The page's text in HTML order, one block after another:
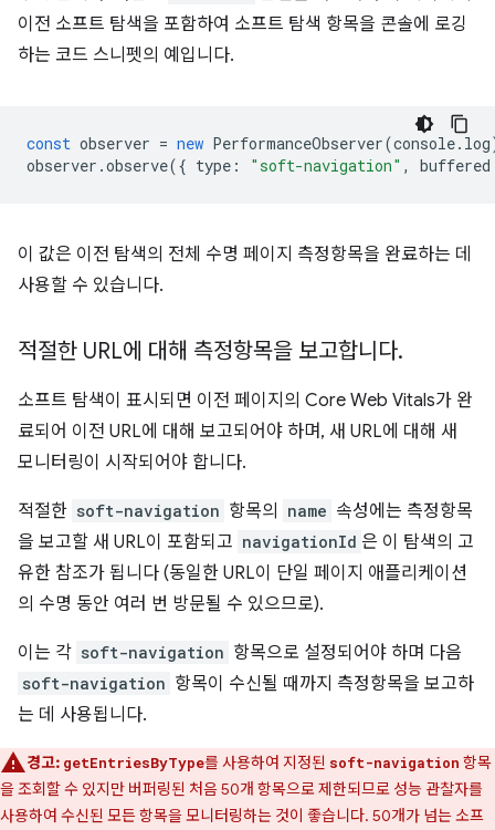
이전 소프트 탐색을 포함하여 소프트 탐색 항목을 콘솔에 로깅
하는 코드 스니펫의 예입니다.
const observer = new PerformanceObserver(console. log
observer .observe({ type : "soft-navigation" , buffered
이 값은 이전 탐색의 전체 수명 페이지 측정항목을 완료하는 데
사용할 수 있습니다.
적절한 URL에 대해 측정항목을 보고합니다.
소프트 탐색이 표시되면 이전 페이지의 Core Web Vitals가 완
료되어 이전 URL에 대해 보고되어야 하며, 새 URL에 대해 새
모니터링이 시작되어야 합니다.
적절한 soft-navigation 항목의 name 속성에는 측정항목
을 보고할 새 URL이 포함되고 navigationId 은 이 탐색의 고
유한 참조가 됩니다 (동일한 URL이 단일 페이지 애플리케이션
의 수명 동안 여러 번 방문될 수 있으므로).
이는 각 soft-navigation 항목으로 설정되어야 하며 다음
soft-navigation 항목이 수신될 때까지 측정항목을 보고하
는 데 사용됩니다.
경고: getEntriesByType를 사용하여 지정된 soft-navigation 항목
을 조회할 수 있지만 버퍼링된 처음 50개 항목으로 제한되므로 성능 관찰자를
사용하여 수신된 모든 항목을 모니터링하는 것이 좋습니다. 50개가 넘는 소프